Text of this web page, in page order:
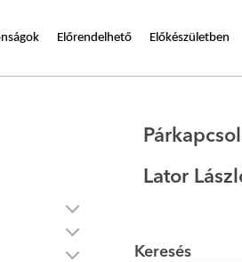
Előrendelhető Előkészületben
Lator
Keresés